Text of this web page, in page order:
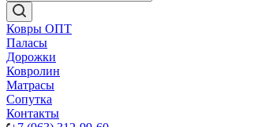
Ковры ОПТ
Паласы
Дорожки
Ковролин
Матрасы
Сопутка
Контакты